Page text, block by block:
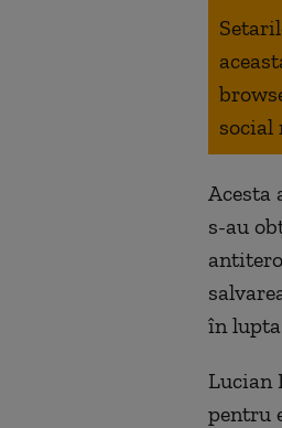
social
Acesta
s-au
în
Lucian
pentru